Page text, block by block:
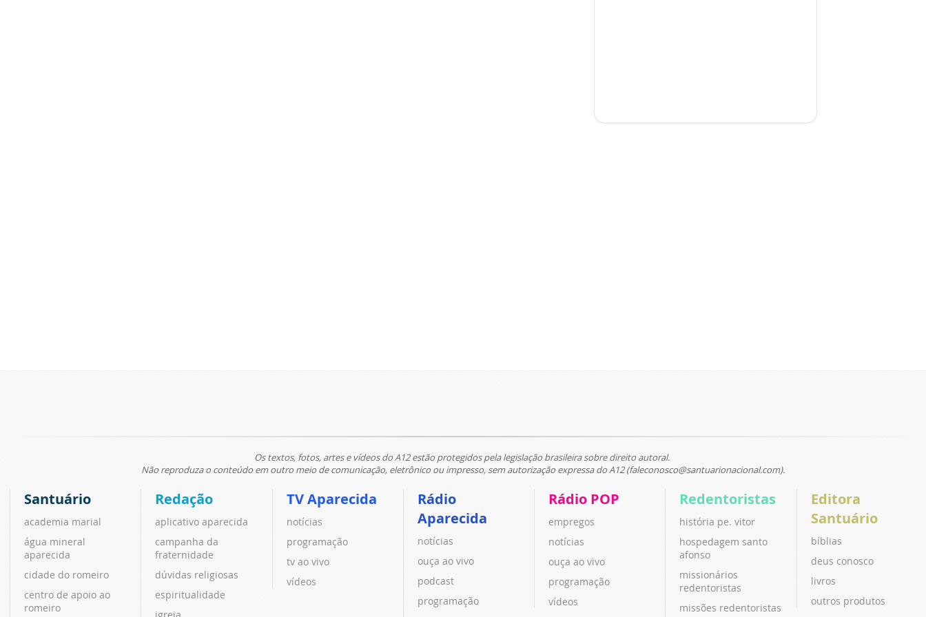
Os textos, fotos, artes e vídeos do A12 estão protegidos pela legislação brasileira sobre direito autoral.
Não reproduza o conteúdo em outro meio de comunicação, eletrônico ou impresso, sem autorização expressa do A12 (faleconosco@santuarionacional.com).
Santuário
academia marial
água mineral
aparecida
cidade do romeiro
centro de apoio ao
romeiro
Redação
aplicativo aparecida
campanha da
fraternidade
dúvidas religiosas
espiritualidade
igreja
TV Aparecida
notícias
programação
tv ao vivo
vídeos
Rádio
Aparecida
notícias
ouça ao vivo
podcast
programação
Rádio POP
empregos
notícias
ouça ao vivo
programação
vídeos
Redentoristas
história pe. vitor
hospedagem santo
afonso
missionários
redentoristas
missões redentoristas
Editora
Santuário
bíblias
deus conosco
livros
outros produtos